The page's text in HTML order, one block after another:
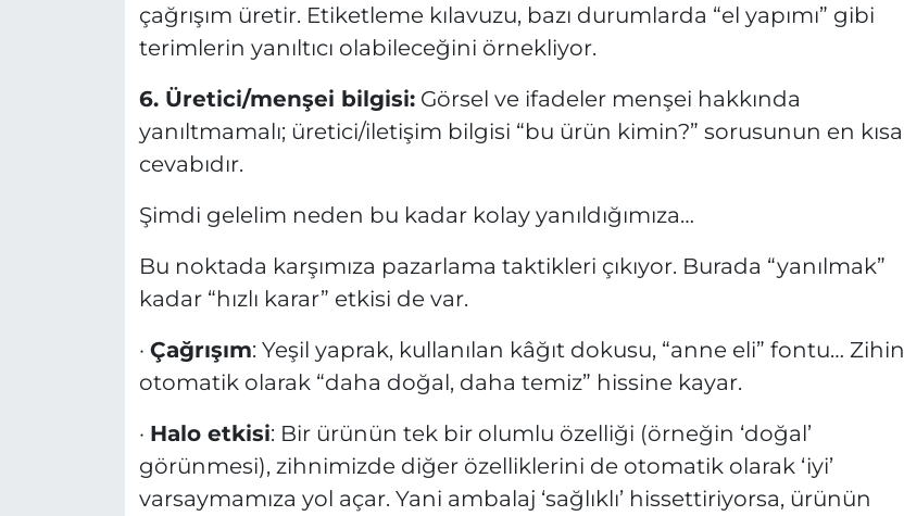
çağrışım üretir. Etiketleme kılavuzu, bazı durumlarda “el yapımı” gibi
terimlerin yanıltıcı olabileceğini örnekliyor.
6. Üretici/menşei bilgisi:Görsel ve ifadeler menşei hakkında
yanıltmamalı; üretici/iletişim bilgisi “bu ürün kimin?” sorusunun en kısa
cevabıdır.
Şimdi gelelim neden bu kadar kolay yanıldığımıza…
Bu noktada karşımıza pazarlama taktikleri çıkıyor. Burada “yanılmak”
kadar “hızlı karar” etkisi de var.
· Çağrışım: Yeşil yaprak, kullanılan kâğıt dokusu, “anne eli” fontu… Zihin
otomatik olarak “daha doğal, daha temiz” hissine kayar.
· Halo etkisi: Bir ürünün tek bir olumlu özelliği (örneğin ‘doğal’
görünmesi), zihnimizde diğer özelliklerini de otomatik olarak ‘iyi’
varsaymamıza yol açar. Yani ambalaj ‘sağlıklı’ hissettiriyorsa, ürünün